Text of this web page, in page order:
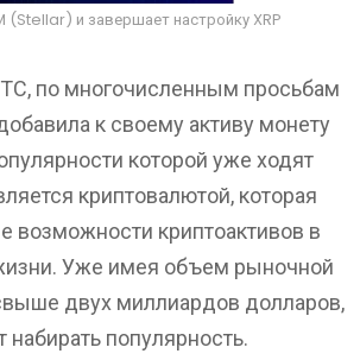
(Stellar) и завершает настройку XRP
по многочисленным просьбам
к своему активу монету
которой уже ходят
криптовалютой, которая
возможности криптоактивов в
Уже имея объем рыночной
двух миллиардов долларов,
набирать популярность.